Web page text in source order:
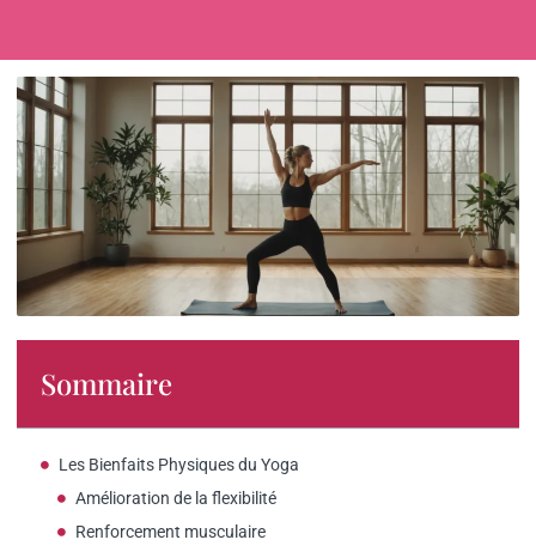
Sommaire
Les Bienfaits Physiques du Yoga
Amélioration de la flexibilité
Renforcement musculaire